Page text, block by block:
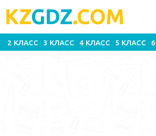
KZGDZ.COM
2 КЛАСС 3 КЛАСС 4 КЛАСС 5 КЛАСС